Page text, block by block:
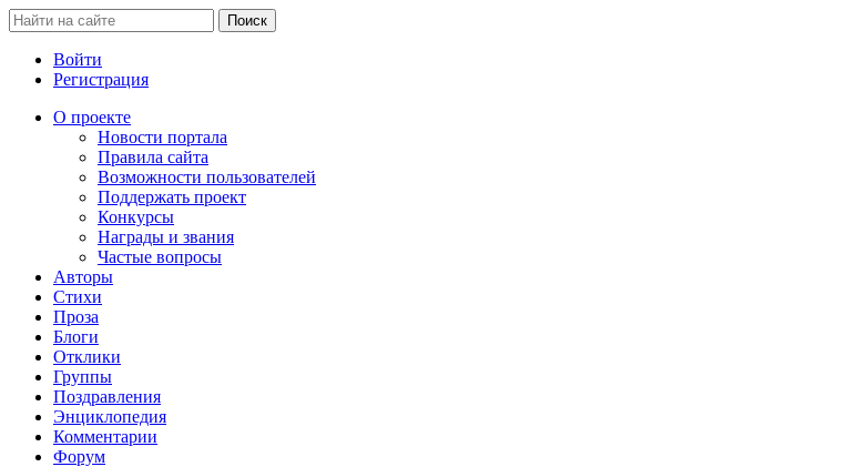
Войти
Регистрация
О проекте
Новости портала
Правила сайта
Возможности пользователей
Поддержать проект
Конкурсы
Награды и звания
Частые вопросы
Авторы
Стихи
Проза
Блоги
Отклики
Группы
Поздравления
Энциклопедия
Комментарии
Форум